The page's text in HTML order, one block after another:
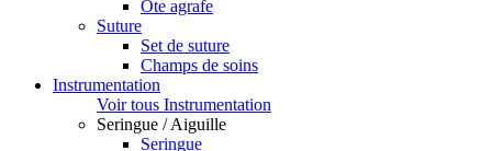
Ote agrafe
Suture
Set de suture
Champs de soins
Instrumentation
Voir tous Instrumentation
Seringue / Aiguille
Seringue